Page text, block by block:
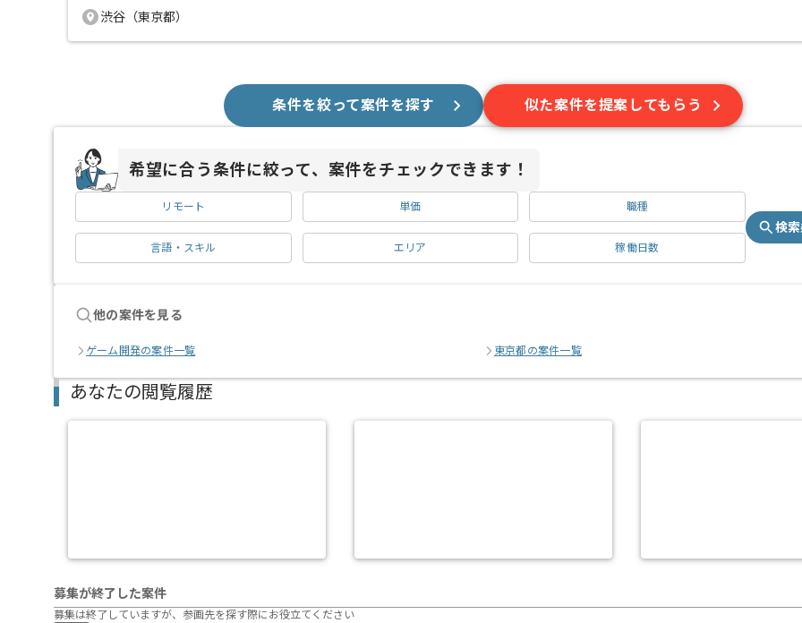
渋谷（東京都）
条件を絞って案件を探す 似た案件を提案してもらう
希望に合う条件に絞って、案件をチェックできます！
リモート 単価 職種
言語・スキル エリア 稼働日数
検
他の案件を見る
ゲーム開発の案件一覧 東京都の案件一覧
あなたの閲覧履歴
募集が終了した案件
募集は終了していますが、参画先を探す際にお役立てください